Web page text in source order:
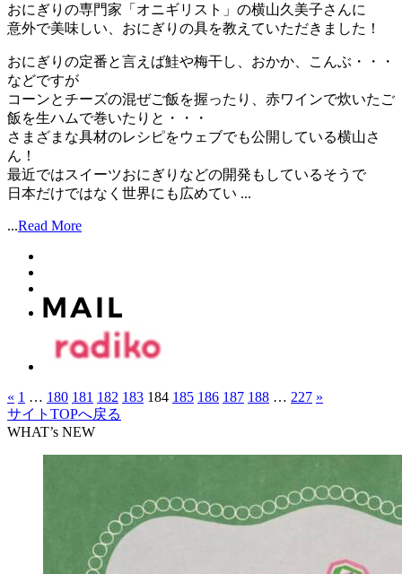
おにぎりの専門家「オニギリスト」の横山久美子さんに
意外で美味しい、おにぎりの具を教えていただきました！
おにぎりの定番と言えば鮭や梅干し、おかか、こんぶ・・・
などですが
コーンとチーズの混ぜご飯を握ったり、赤ワインで炊いたご
飯を生ハムで巻いたりと・・・
さまざまな具材のレシピをウェブでも公開している横山さ
ん！
最近ではスイーツおにぎりなどの開発もしているそうで
日本だけではなく世界にも広めてい ...
...Read More
« 1 … 180 181 182 183 184 185 186 187 188 … 227 »
サイトTOPへ戻る
WHAT’s NEW